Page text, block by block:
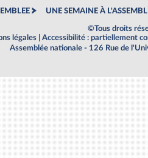
UNE SEMAINE À
©Tous droits
légales
Accessibilité : partiellement
Assemblée nationale - 126 Rue de